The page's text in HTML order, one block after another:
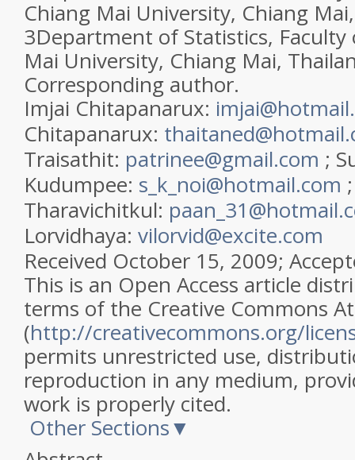
Chiang Mai University, Chiang
3Department of Statistics, Faculty
Mai University, Chiang Mai,
Corresponding author.
Imjai Chitapanarux:
Chitapanarux:
Traisathit: patrinee@gmail.com ;
Kudumpee: s_k_noi@hotmail.com
Tharavichitkul:
Lorvidhaya: vilorvid@excite.com
Received October 15, 2009;
This is an Open Access article
terms of the Creative Commons
(http://creativecommons.org/
permits unrestricted use,
reproduction in any medium,
work is properly cited.
Other Sections▼